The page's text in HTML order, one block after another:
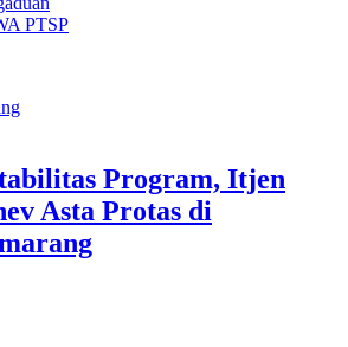
PTSP
Program, Itjen
Asta Protas di